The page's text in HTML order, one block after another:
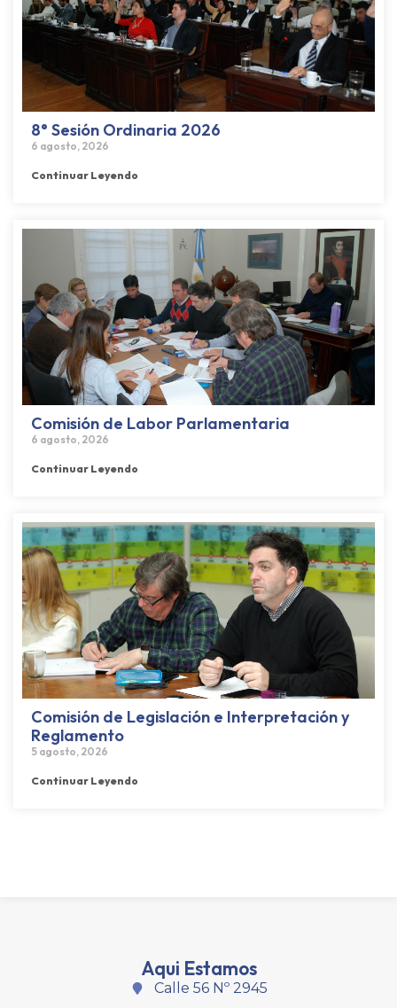
8° Sesión Ordinaria 2026
6 agosto, 2026
Continuar Leyendo
Comisión de Labor Parlamentaria
6 agosto, 2026
Continuar Leyendo
Comisión de Legislación e Interpretación y
Reglamento
5 agosto, 2026
Continuar Leyendo
Aqui Estamos
Calle 56 Nº 2945